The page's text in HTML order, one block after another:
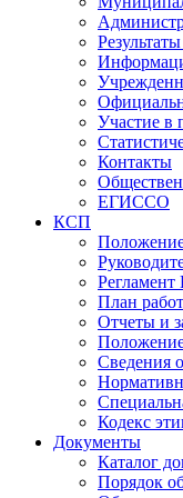
Участие в
Контакты
ЕГИССО
КСП
План
Отчеты и
Сведения
Кодекс
Документы
Каталог
Порядок